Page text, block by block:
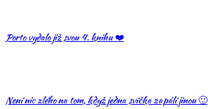
Porto vydalo již svou 4. knihu ❤️
Není nic zlého na tom, když jedna svíčka zapálí jinou 🙂